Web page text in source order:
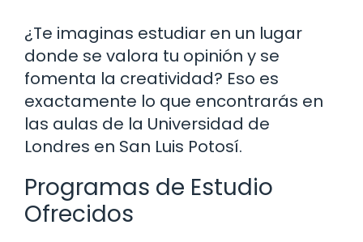
¿Te imaginas estudiar en un lugar
donde se valora tu opinión y se
fomenta la creatividad? Eso es
exactamente lo que encontrarás en
las aulas de la Universidad de
Londres en San Luis Potosí.
Programas de Estudio
Ofrecidos